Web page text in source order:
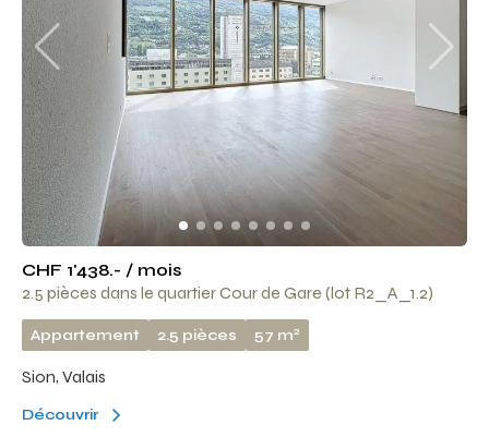
CHF 1'438.- / mois
2.5 pièces dans le quartier Cour de Gare (lot R2_A_1.2)
Appartement 2.5 pièces 57 m2
Sion, Valais
Découvrir